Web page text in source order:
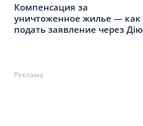
Компенсация за
уничтоженное жилье — как
подать заявление через Дію
Реклама